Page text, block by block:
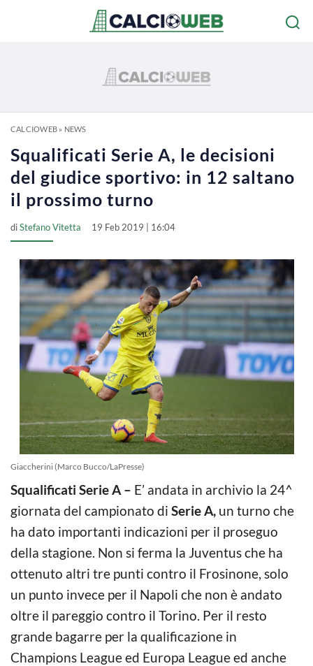
CALCIOWEB» NEWS
Squalificati Serie A, le decisioni
del giudice sportivo: in 12 saltano
il prossimo turno
diStefano Vitetta 19 Feb 2019 | 16:04
Giaccherini (Marco Bucco/LaPresse)
Squalificati Serie A – E’ andata in archivio la 24^
giornata del campionato di Serie A, un turno che
ha dato importanti indicazioni per il proseguo
della stagione. Non si ferma la Juventus che ha
ottenuto altri tre punti contro il Frosinone, solo
un punto invece per il Napoli che non è andato
oltre il pareggio contro il Torino. Per il resto
grande bagarre per la qualificazione in
Champions League ed Europa League ed anche